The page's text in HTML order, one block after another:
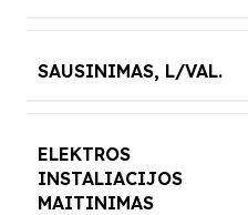
SAUSINIMAS, L/VAL.
ELEKTROS
INSTALIACIJOS
MAITINIMAS